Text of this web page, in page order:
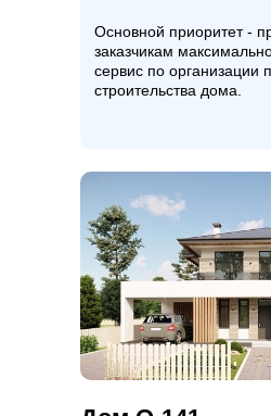
Основной приоритет -
заказчикам
сервис по организации
строительства дома.